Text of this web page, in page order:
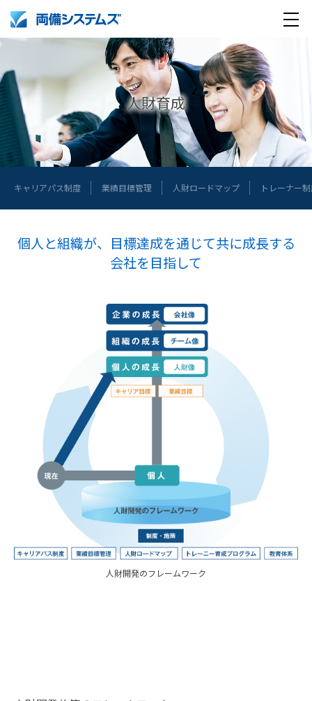
メ
ニ
ュ
ー
導入事例
企業情報
企業情報トップ
COOメッセージ
グループ企業
社員の幸せへの取り組み
環境への取り組み
地域スポーツ貢献
採用情報
新卒採用
company profile
人財育成
ジ
キャリアパス制度 業績目標管理 人財ロードマップ トレーナー
個人と組織が、目標達成を通じて共に成長する
会社を目指して
人財開発のフレームワーク